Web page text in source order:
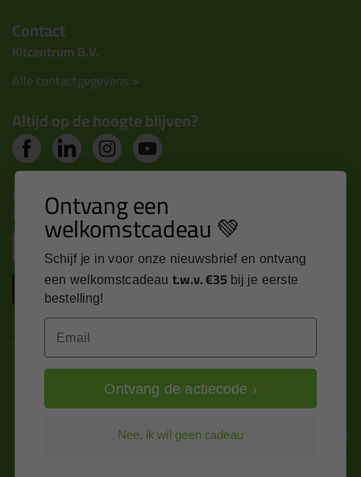
Contact
Kitcentrum B.V.
Alle contactgegevens >
Altijd op de hoogte blijven?
Nieuws, tips en exclusieve deals rechtstreeks in je
inbox
Inschrijven
Kitcentrum is trots op:
Alle prijzen zijn in EURO en excl. 21% BTW
wijzig naar incl. BTW
Ontvang een
welkomstcadeau 💚
Schijf je in voor onze nieuwsbrief en ontvang
een welkomstcadeau t.w.v. €35 bij je eerste
bestelling!
Email
Ontvang de actiecode ›
Nee, ik wil geen cadeau